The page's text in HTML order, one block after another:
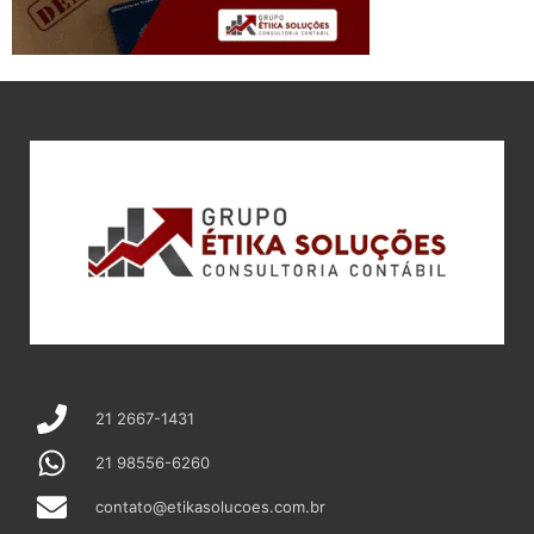
21 2667-1431
21 98556-6260
contato@etikasolucoes.com.br